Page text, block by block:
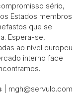
sério,
Estados membros
que se
Espera-se,
ao nível europeu
interno face
| mgh@servulo.com